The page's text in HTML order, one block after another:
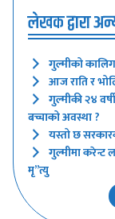
लेखक द्वारा
गुल्मीको
आज राति र
गुल्मीकी २४
बच्चाको अवस्था ?
यस्तो छ
गुल्मीमा करेन्ट
मृ”त्यु